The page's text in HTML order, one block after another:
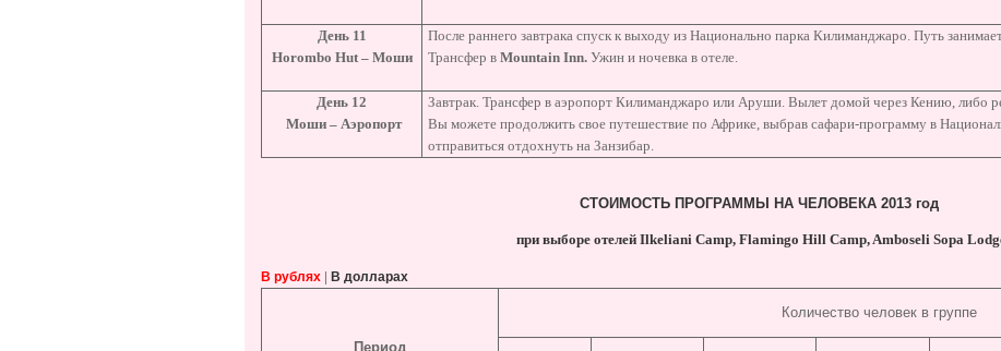
День 11
Horombo Hut – Моши
После раннего завтрака спуск к выходу из Национально парка Килиманджаро. Путь
Трансфер в Mountain Inn. Ужин и ночевка в отеле.
День 12
Моши – Аэропорт
Завтрак. Трансфер в аэропорт Килиманджаро или Аруши. Вылет домой через Кению, либо
Вы можете продолжить свое путешествие по Африке, выбрав сафари-программу в
отправиться отдохнуть на Занзибар.
СТОИМОСТЬ ПРОГРАММЫ НА ЧЕЛОВЕКА 2013 год
при выборе отелей Ilkeliani Camp, Flamingo Hill Camp, Amboseli Sopa
В рублях | В долларах
Период
Количество человек в группе